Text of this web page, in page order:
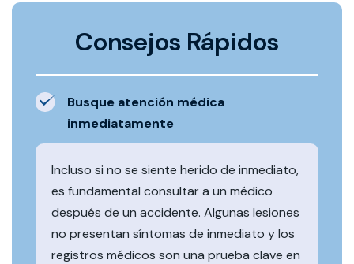
Consejos Rápidos
Busque atención médica
inmediatamente
Incluso si no se siente herido de inmediato,
es fundamental consultar a un médico
después de un accidente. Algunas lesiones
no presentan síntomas de inmediato y los
registros médicos son una prueba clave en